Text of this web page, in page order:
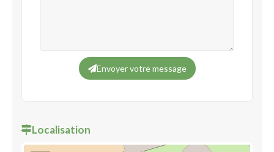
Envoyer votre message
Localisation